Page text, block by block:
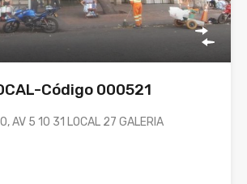
Código 000521
AV 5 10 31 LOCAL 27 GALERIA